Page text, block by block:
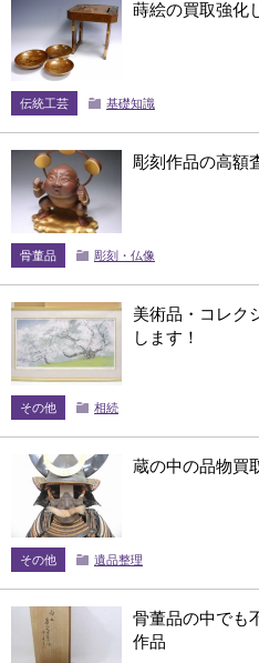
蒔絵の買取強化
伝統工芸 基礎知識
彫刻作品の高額
骨董品 彫刻・仏像
美術品・コレク
します！
その他 相続
蔵の中の品物買
その他 遺品整理
骨董品の中でも
作品